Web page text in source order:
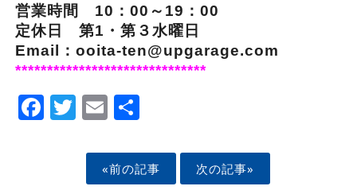
営業時間 10：00～19：00
定休日 第1・第３水曜日
Email：ooita-ten@upgarage.com
******************************
Facebook
Twitter
EmailShare
«前の記事 次の記事»